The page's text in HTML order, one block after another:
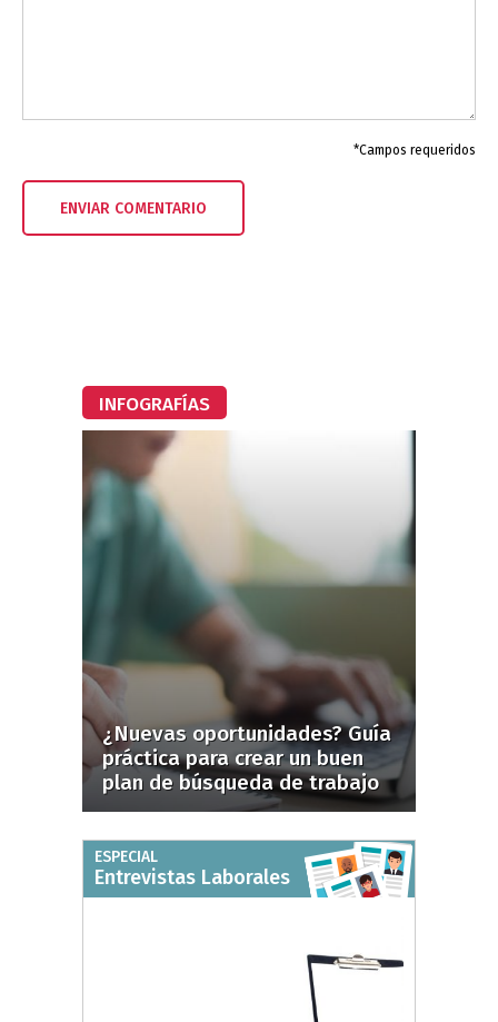
*Campos requeridos
INFOGRAFÍAS
¿Nuevas oportunidades? Guía
práctica para crear un buen
plan de búsqueda de trabajo
ESPECIAL
Entrevistas Laborales